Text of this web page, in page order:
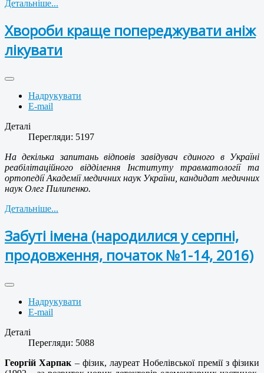
Детальніше...
Хвороби краще попереджувати аніж
лікувати
Надрукувати
E-mail
Деталі
Перегляди: 5197
На декілька запитань відповів завідувач єдиного в Україні
реабілітаційного відділення Інституту травматології та
ортопедії Академії медичних наук України, кандидат медичних
наук Олег Пилипенко.
Детальніше...
Забуті імена (народилися у серпні,
продовження, початок №1-14, 2016)
Надрукувати
E-mail
Деталі
Перегляди: 5088
Георгій Харпак – фізик, лауреат Нобелівської премії з фізики